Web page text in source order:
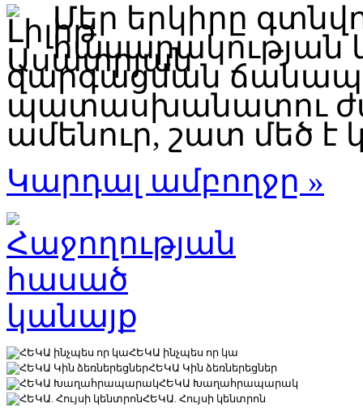
Մեր երկիրը
հասարակության
զարգացման
պատասխանատու
ամենուր, շատ մեծ է
Կարդալ ամբողջը »
ՀԵԿԱ ինչպես որ կա
ՀԵԿԱ Կին ձեռներեցներ
ՀԵԿԱ Խաղահրապարակ
ՀԵԿԱ. Հույսի կենտրոն